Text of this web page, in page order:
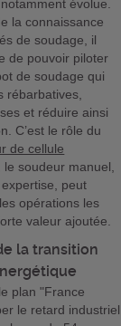
évolue.
la connaissance
de soudage, il
de pouvoir piloter
de soudage qui
rébarbatives,
et réduire ainsi
C’est le rôle du
de cellule
le soudeur manuel,
peut
opérations les
valeur ajoutée.
la transition
plan "France
le retard industriel